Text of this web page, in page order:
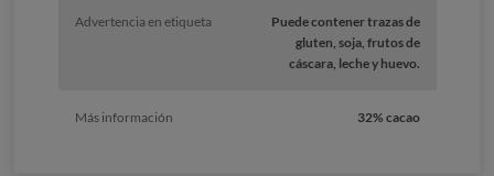
Advertencia en etiqueta
Puede contener trazas de
gluten, soja, frutos de
cáscara, leche y huevo.
Más información 32% cacao